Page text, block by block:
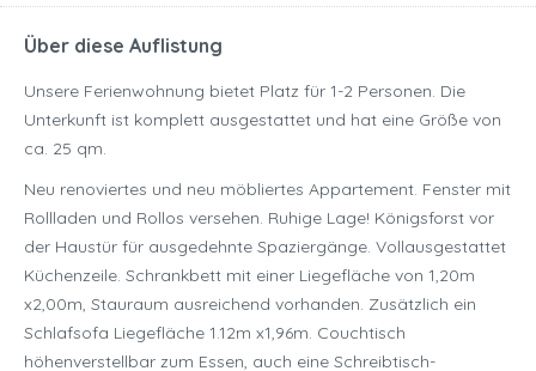
Über diese Auflistung
Unsere Ferienwohnung bietet Platz für 1-2 Personen. Die
Unterkunft ist komplett ausgestattet und hat eine Größe von
ca. 25 qm.
Neu renoviertes und neu möbliertes Appartement. Fenster mit
Rollladen und Rollos versehen. Ruhige Lage! Königsforst vor
der Haustür für ausgedehnte Spaziergänge. Vollausgestattet
Küchenzeile. Schrankbett mit einer Liegefläche von 1,20m
x2,00m, Stauraum ausreichend vorhanden. Zusätzlich ein
Schlafsofa Liegefläche 1.12m x1,96m. Couchtisch
höhenverstellbar zum Essen, auch eine Schreibtisch-